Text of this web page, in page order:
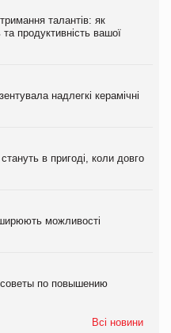
талантів: як
продуктивність вашої
надлегкі керамічні
в пригоді, коли довго
можливості
по повышению
Всі новини